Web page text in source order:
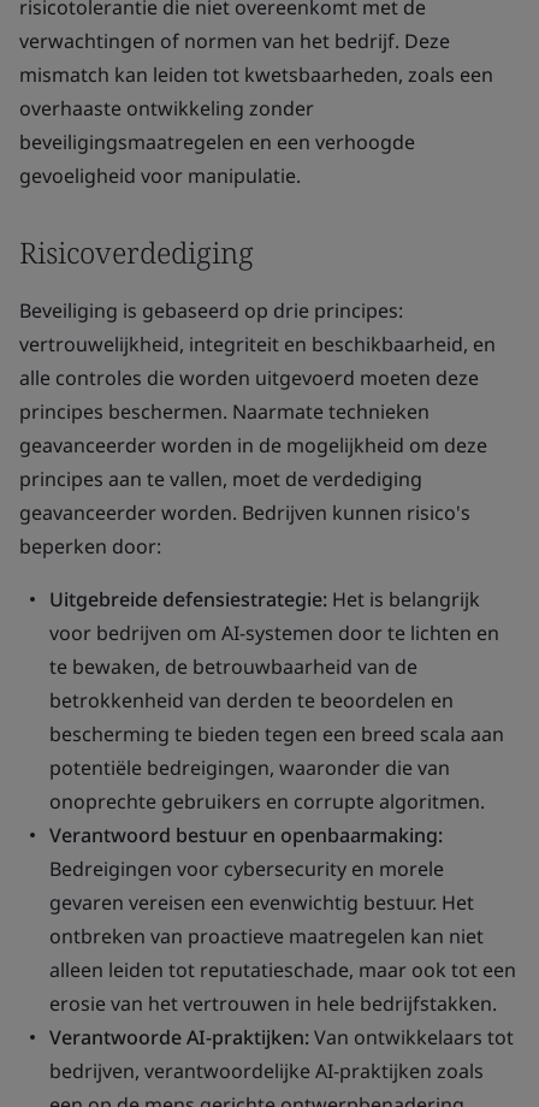
risicotolerantie die niet overeenkomt met de
verwachtingen of normen van het bedrijf. Deze
mismatch kan leiden tot kwetsbaarheden, zoals een
overhaaste ontwikkeling zonder
beveiligingsmaatregelen en een verhoogde
gevoeligheid voor manipulatie.
Risicoverdediging
Beveiliging is gebaseerd op drie principes:
vertrouwelijkheid, integriteit en beschikbaarheid, en
alle controles die worden uitgevoerd moeten deze
principes beschermen. Naarmate technieken
geavanceerder worden in de mogelijkheid om deze
principes aan te vallen, moet de verdediging
geavanceerder worden. Bedrijven kunnen risico's
beperken door:
Uitgebreide defensiestrategie: Het is belangrijk
voor bedrijven om AI-systemen door te lichten en
te bewaken, de betrouwbaarheid van de
betrokkenheid van derden te beoordelen en
bescherming te bieden tegen een breed scala aan
potentiële bedreigingen, waaronder die van
onoprechte gebruikers en corrupte algoritmen.
Verantwoord bestuur en openbaarmaking:
Bedreigingen voor cybersecurity en morele
gevaren vereisen een evenwichtig bestuur. Het
ontbreken van proactieve maatregelen kan niet
alleen leiden tot reputatieschade, maar ook tot een
erosie van het vertrouwen in hele bedrijfstakken.
Verantwoorde AI-praktijken:Van ontwikkelaars tot
bedrijven, verantwoordelijke AI-praktijken zoals